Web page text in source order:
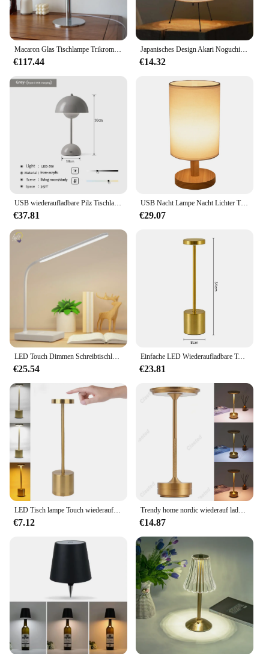
Macaron Glas Tischlampe Trikromatik Dimmen Wohnzimmer Atmosphäre Lampen Augenschutz Nachtlicht Mädchen Schlafzimmer Nachttisch Dekor
€117.44
Japanisches Design Akari Noguchi Yong Tisch lampe-VIP
€14.32
USB wiederaufladbare Pilz Tischlampe drei Geschwindigkeitseinstellung Innenbeleuchtungskörper Blume Knospe Schreibtischlampen Hoom Decor Nachtlicht
€37.81
USB Nacht Lampe Nacht Lichter Tisch Lampe Für Schlafzimmer Holz Schreibtisch Lampe Nacht Nacht Licht mit Zylinder Lampe Schatten decor
€29.07
LED Touch Dimmen Schreibtischlampe USB Lade Lesen Augenschutz Tischleuchte Lernen Schlafzimmer Wohnzimmer Beleuchtung Buch Lampen
€25.54
Einfache LED Wiederaufladbare Touch Metall Tisch Lampe Drei Farben Nacht Kreative Umgebungs Licht Bar Outdoor Dekoration Nachtlicht Si
€23.81
LED Tisch lampe Touch wiederauf ladbare Schreibtisch lampe 3-Farben Schlafzimmer Nachttisch Lesung Nachtlicht für Bar Restaurant Home Outdoor Dekor
€7.12
Trendy home nordic wiederauf ladbare Tisch lampe Touch LED Lampe Couch tisch Dekor Schlafzimmer Dekoration für Studie Nacht bett niedlichen Schreibtisch Licht
€14.87